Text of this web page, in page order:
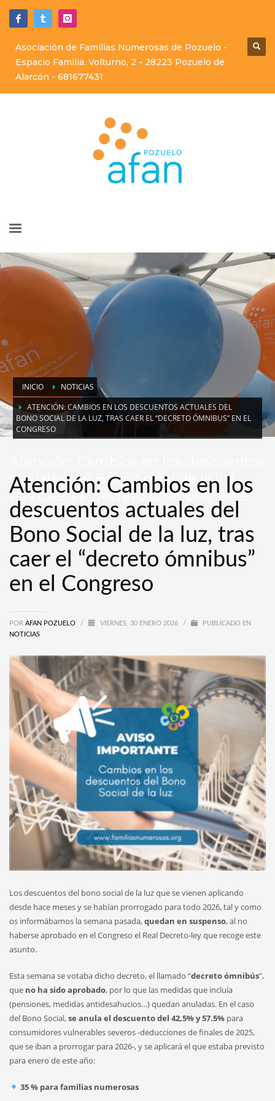
Asociación de Familias Numerosas de Pozuelo -
Espacio Familia. Volturno, 2 - 28223 Pozuelo de
Alarcón - 681677431
INICIO
NOTICIAS
ATENCIÓN: CAMBIOS EN LOS DESCUENTOS ACTUALES DEL
BONO SOCIAL DE LA LUZ, TRAS CAER EL “DECRETO ÓMNIBUS” EN EL
CONGRESO
actuales del Bono Social de la luz,
tras caer el “decreto ómnibus” en el
Congreso
Atención: Cambios en los
descuentos actuales del
Bono Social de la luz, tras
caer el “decreto ómnibus”
en el Congreso
POR AFAN POZUELO / VIERNES, 30 ENERO 2026 /
PUBLICADO EN
NOTICIAS
Los descuentos del bono social de la luz que se vienen aplicando
desde hace meses y se habían prorrogado para todo 2026, tal y como
os informábamos la semana pasada,quedan en suspenso, al no
haberse aprobado en el Congreso el Real Decreto-ley que recoge este
asunto.
Esta semana se votaba dicho decreto, el llamado “decreto ómnibús”,
que no ha sido aprobado, por lo que las medidas que incluía
(pensiones, medidas antidesahucios…) quedan anuladas. En el caso
del Bono Social,se anula el descuento del 42,5% y 57.5% para
consumidores vulnerables severos -deducciones de finales de 2025,
que se iban a prorrogar para 2026-, y se aplicará el que estaba previsto
para enero de este año:
35 % para familias numerosas